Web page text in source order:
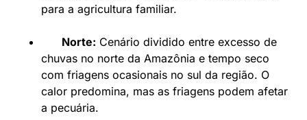
para a agricultura familiar.
Norte: Cenário dividido entre excesso de
chuvas no norte da Amazônia e tempo seco
com friagens ocasionais no sul da região. O
calor predomina, mas as friagens podem afetar
a pecuária.